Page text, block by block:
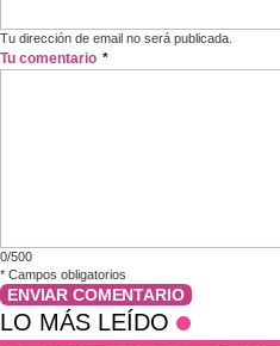
Tu dirección de email no será publicada.
Tu comentario *
0/500
* Campos obligatorios
ENVIAR COMENTARIO
LO MÁS LEÍDO